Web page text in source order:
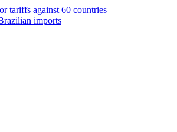
tariffs against 60 countries
imports